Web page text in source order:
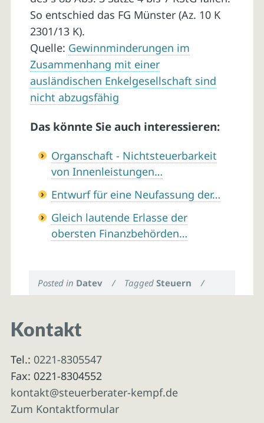
So entschied das FG Münster (Az. 10 K
2301/13 K).
Quelle: Gewinnminderungen im
Zusammenhang mit einer
ausländischen Enkelgesellschaft sind
nicht abzugsfähig
Das könnte Sie auch interessieren:
Organschaft - Nichtsteuerbarkeit
von Innenleistungen…
Entwurf für eine Neufassung der…
Gleich lautende Erlasse der
obersten Finanzbehörden…
Posted in Datev / TaggedSteuern /
Kontakt
Tel.: 0221-8305547
Fax: 0221-8304552
kontakt@steuerberater-kempf.de
Zum Kontaktformular